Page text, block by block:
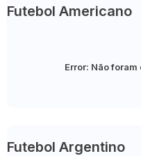
Futebol Americano
Error: Não
Futebol Argentino